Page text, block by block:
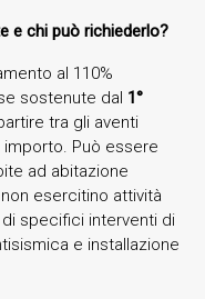
e chi può richiederlo?
al 110%
sostenute dal 1°
tra gli aventi
Può essere
ad abitazione
esercitino attività
specifici interventi di
e installazione